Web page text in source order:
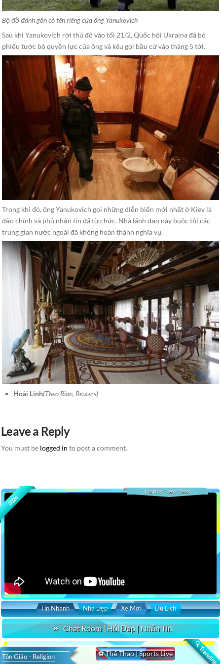
Bộ đồ đánh gôn có tên riêng của ông Yanukovich
Sau khi Yanukovich rời thủ đô vào tối 21/2, Quốc hội Ukraina đã bỏ
phiếu tước bỏ quyền lực của ông và kêu gọi bầu cử vào tháng 5 tới.
Trong khi đó, ông Yanukovich gọi những diễn biến mới nhất ở Kiev là
đảo chính và phủ nhận tin đã từ chức. Nhà lãnh đạo này buộc tội các
trung gian nước ngoài đã không hoàn thành nghĩa vụ.
Hoài Linh(Theo Rian, Reuters)
Leave a Reply
You must be logged in to post a comment.
2026
Happy New Year
Tin Nhanh Nhà Đẹp Xe Mới Du Lịch
Chat Room | Hỏi Đáp | Nhắn Tin
🔍 Trending
⚽ Thể Thao | Sports Live
Tôn Giáo - Religion